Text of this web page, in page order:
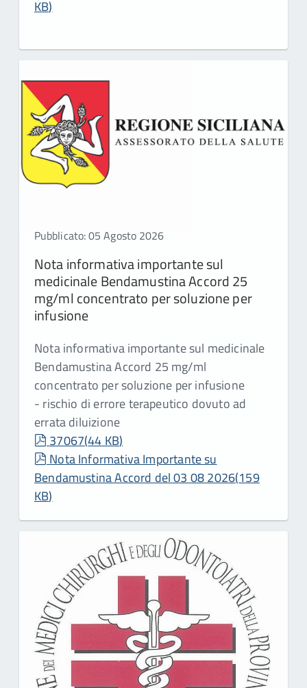
KB)
Pubblicato: 05 Agosto 2026
Nota informativa importante sul
medicinale Bendamustina Accord 25
mg/ml concentrato per soluzione per
infusione
Nota informativa importante sul medicinale
Bendamustina Accord 25 mg/ml
concentrato per soluzione per infusione
- rischio di errore terapeutico dovuto ad
errata diluizione
pdf
37067(44 KB)
pdf
Nota Informativa Importante su
Bendamustina Accord del 03 08 2026(159
KB)